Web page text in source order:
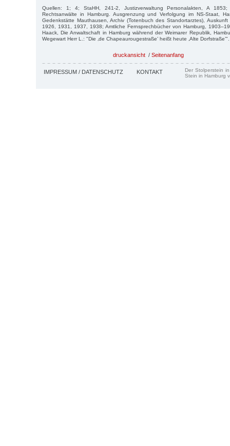
Quellen: 1; 4; StaHH, 241-2, Justizverwaltung Personalakten, A 1853;
Rechtsanwälte in Hamburg. Ausgrenzung und Verfolgung im NS-Staat,
Gedenkstätte Mauthausen, Archiv (Totenbuch des Standortarztes),
1926, 1931, 1937, 1938; Amtliche Fernsprechbücher von Hamburg,
Haack, Die Anwaltschaft in Hamburg während der Weimarer Republik,
Wegewart Herr L.: "Die ‚de Chapeaurougestraße’ heißt heute ‚Alte Dorfstraße’".
druckansicht / Seitenanfang
IMPRESSUM / DATENSCHUTZ KONTAKT
Der Stolperstein
Stein in Hamburg